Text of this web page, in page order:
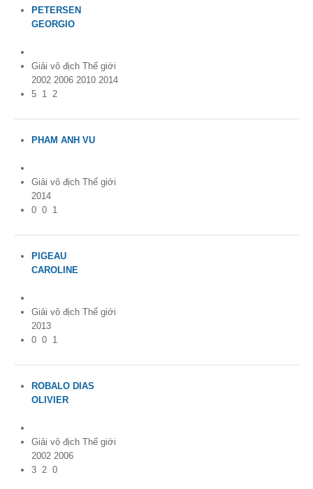
PETERSEN
GEORGIO
Giải vô địch Thế giới
2002 2006 2010 2014
5 1 2
PHAM ANH VU
Giải vô địch Thế giới
2014
0 0 1
PIGEAU
CAROLINE
Giải vô địch Thế giới
2013
0 0 1
ROBALO DIAS
OLIVIER
Giải vô địch Thế giới
2002 2006
3 2 0